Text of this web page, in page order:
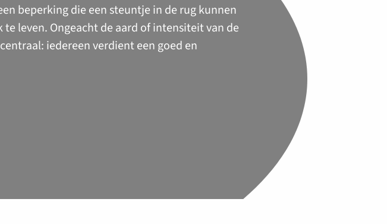
beperking die een steuntje in de rug kunnen
leven. Ongeacht de aard of intensiteit van de
iedereen verdient een goed en